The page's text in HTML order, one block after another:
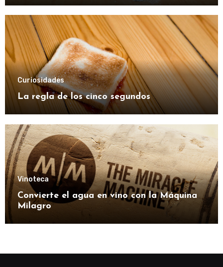
Curiosidades
La regla de los cinco segundos
Vinoteca
Convierte el agua en vino con la Máquina
Milagro